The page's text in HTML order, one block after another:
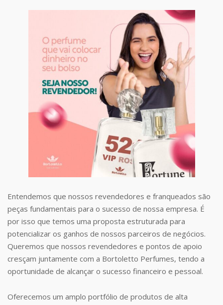
Entendemos que nossos revendedores e franqueados são
peças fundamentais para o sucesso de nossa empresa. É
por isso que temos uma proposta estruturada para
potencializar os ganhos de nossos parceiros de negócios.
Queremos que nossos revendedores e pontos de apoio
cresçam juntamente com a Bortoletto Perfumes, tendo a
oportunidade de alcançar o sucesso financeiro e pessoal.
Oferecemos um amplo portfólio de produtos de alta